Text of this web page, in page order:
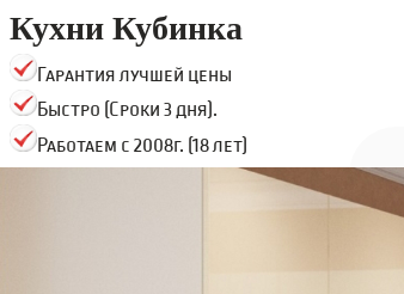
Кухни Кубинка
Гарантия лучшей цены
Быстро (Сроки 3 дня).
Работаем с 2008г. (18 лет)